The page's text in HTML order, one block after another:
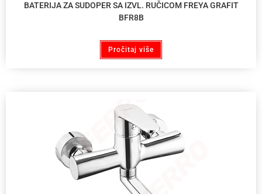
BATERIJA ZA SUDOPER SA IZVL. RUČICOM FREYA GRAFIT
BFR8B
Pročitaj više